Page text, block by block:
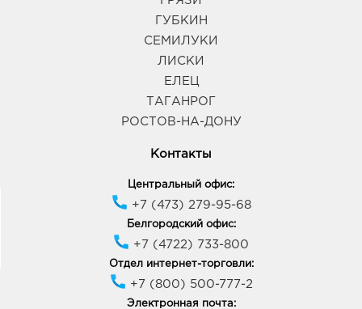
ГУБКИН
СЕМИЛУКИ
ЛИСКИ
ЕЛЕЦ
ТАГАНРОГ
РОСТОВ-НА-ДОНУ
Контакты
Центральный офис:
+7 (473) 279-95-68
Белгородский офис:
+7 (4722) 733-800
Отдел интернет-торговли:
+7 (800) 500-777-2
Электронная почта: